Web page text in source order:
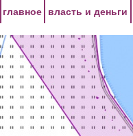
главное власть и деньги